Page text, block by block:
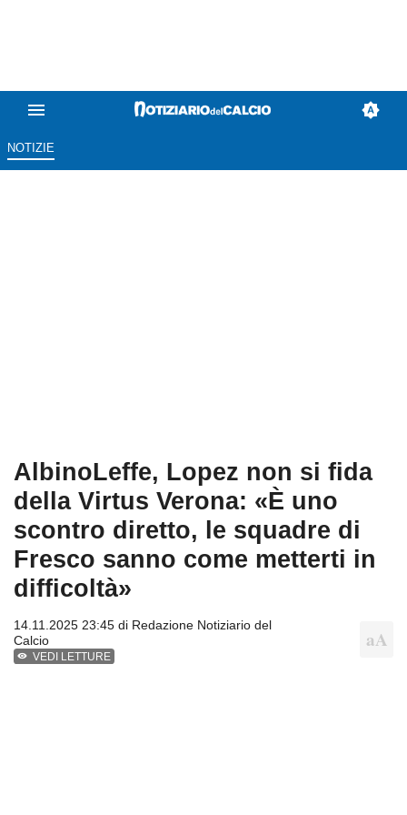
NOTIZIE
AlbinoLeffe, Lopez non si fida
della Virtus Verona: «È uno
scontro diretto, le squadre di
Fresco sanno come metterti in
difficoltà»
14.11.2025 23:45 di Redazione Notiziario del
Calcio
VEDI LETTURE